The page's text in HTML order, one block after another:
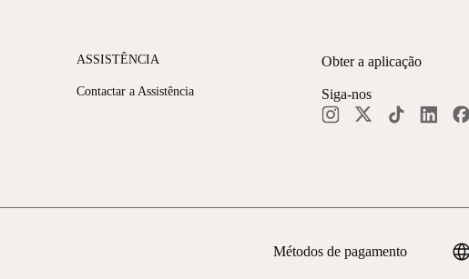
ASSISTÊNCIA
Contactar a Assistência
Obter a aplicação
Siga-nos
Métodos de pagamento